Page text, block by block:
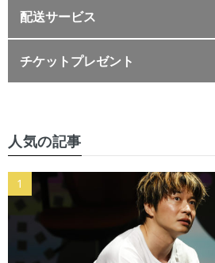
配送サービス
チケットプレゼント
人気の記事